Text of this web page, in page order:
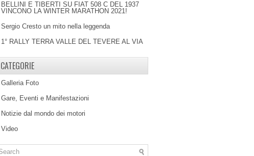
BELLINI E TIBERTI SU FIAT 508 C DEL 1937
VINCONO LA WINTER MARATHON 2021!
Sergio Cresto un mito nella leggenda
1° RALLY TERRA VALLE DEL TEVERE AL VIA
CATEGORIE
Galleria Foto
Gare, Eventi e Manifestazioni
Notizie dal mondo dei motori
Video